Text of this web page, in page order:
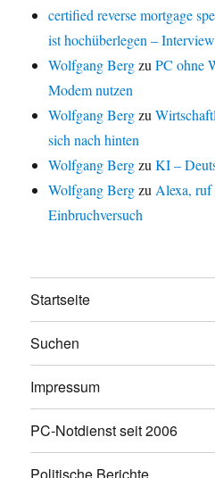
certified reverse mortgage
ist hochüberlegen –
Wolfgang BergzuPC ohne
Modem nutzen
Wolfgang Bergzu
sich nach hinten
Wolfgang BergzuKI –
Wolfgang Bergzu Alexa, ruf
Einbruchversuch
Startseite
Suchen
Impressum
PC-Notdienst seit 2006